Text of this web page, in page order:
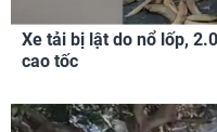
Xe tải bị lật do nổ lốp,
cao tốc